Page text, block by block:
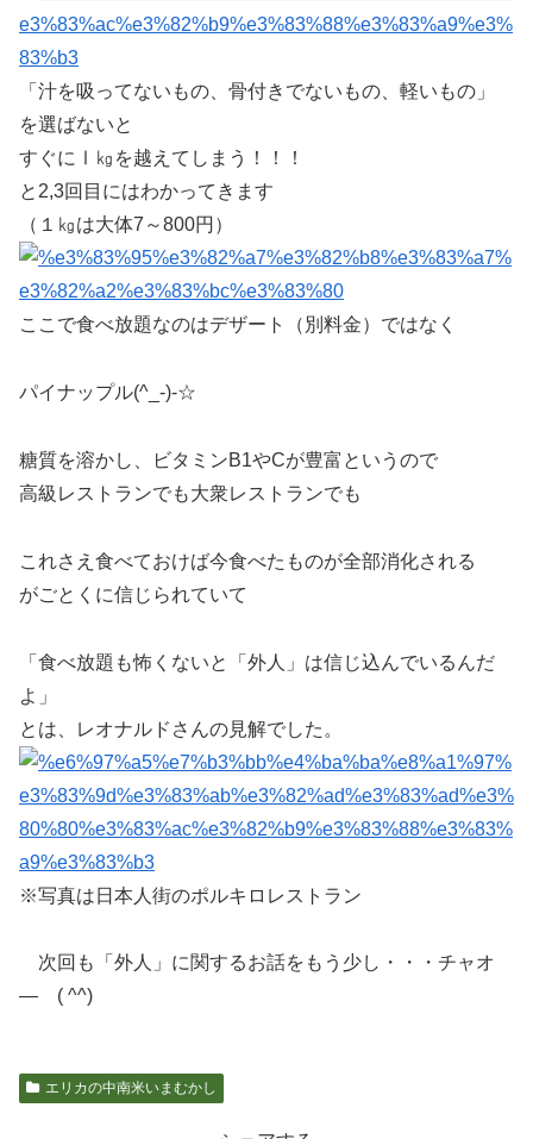
「汁を吸ってないもの、骨付きでないもの、軽いもの」
を選ばないと
すぐにⅠ㎏を越えてしまう！！！
と2,3回目にはわかってきます
（１㎏は大体7～800円）
ここで食べ放題なのはデザート（別料金）ではなく
パイナップル(^_-)-☆
糖質を溶かし、ビタミンB1やCが豊富というので
高級レストランでも大衆レストランでも
これさえ食べておけば今食べたものが全部消化される
がごとくに信じられていて
「食べ放題も怖くないと「外人」は信じ込んでいるんだ
よ」
とは、レオナルドさんの見解でした。
※写真は日本人街のポルキロレストラン
次回も「外人」に関するお話をもう少し・・・チャオ
― ( ^^)
エリカの中南米いまむかし